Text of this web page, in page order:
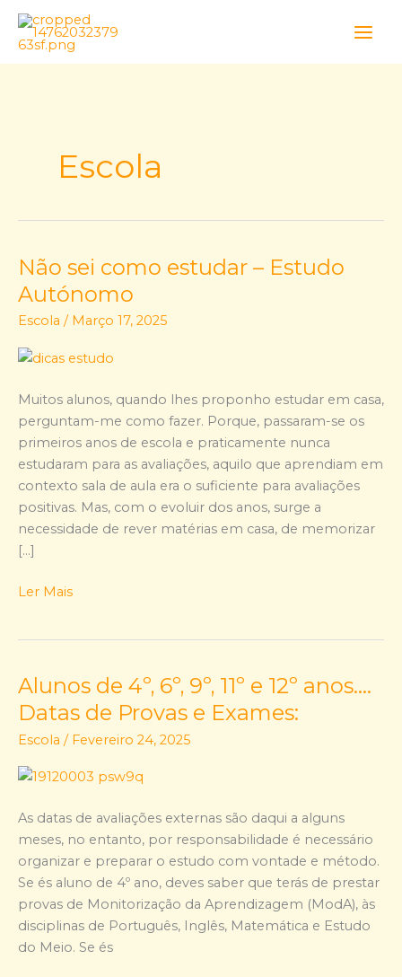
Skip
content
Escola
Não sei como estudar – Estudo
Autónomo
Escola / Março 17, 2025
Muitos alunos, quando lhes proponho estudar em casa,
perguntam-me como fazer. Porque, passaram-se os
primeiros anos de escola e praticamente nunca
estudaram para as avaliações, aquilo que aprendiam em
contexto sala de aula era o suficiente para avaliações
positivas. Mas, com o evoluir dos anos, surge a
necessidade de rever matérias em casa, de memorizar
[…]
Não
sei
como
estudar
–
Autónomo
Ler Mais
Alunos de 4º, 6º, 9º, 11º e 12º anos….
Datas de Provas e Exames:
Escola / Fevereiro 24, 2025
As datas de avaliações externas são daqui a alguns
meses, no entanto, por responsabilidade é necessário
organizar e preparar o estudo com vontade e método.
Se és aluno de 4º ano, deves saber que terás de prestar
provas de Monitorização da Aprendizagem (ModA), às
disciplinas de Português, Inglês, Matemática e Estudo
do Meio. Se és
Alunos
de
4º,
6º,
9º,
e
12º
anos….
Datas
de
Provas
e